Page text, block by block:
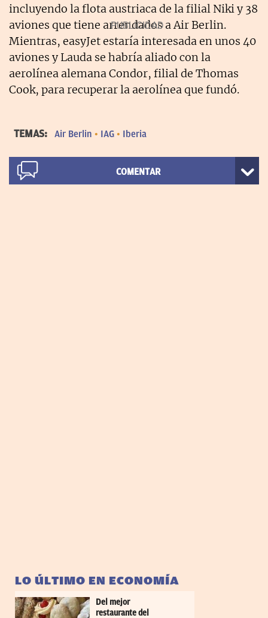
incluyendo la flota austriaca de la filial Niki y 38
aviones que tiene arrendados a Air Berlin.
Mientras, easyJet estaría interesada en unos 40
aviones y Lauda se habría aliado con la
aerolínea alemana Condor, filial de Thomas
Cook, para recuperar la aerolínea que fundó.
TEMAS: Air Berlin IAG Iberia
COMENTAR
LO ÚLTIMO EN ECONOMÍA
Del mejor
restaurante del